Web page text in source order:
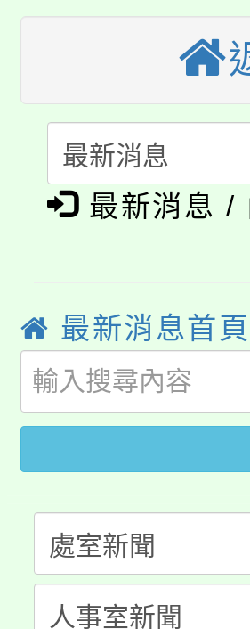
視費優惠，
半價優惠，
者。
大園自造教
份教師增能
大溪自造教
份教師研習
淨零綠生活
會
115年食農
程
「本色祭」
局官網。
8月14至27
開!
115年桃園
田徑場及游
桃園市低收
視費優惠，
半價優惠，
者。
大園自造教
份教師增能
大溪自造教
份教師研習
淨零綠生活
會
115年食農
最新消息 /
最新消息首頁